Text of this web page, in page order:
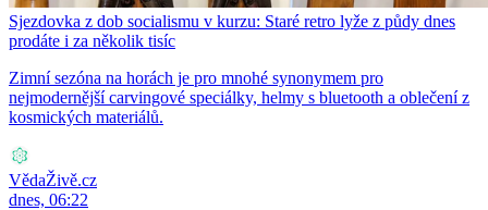
Sjezdovka z dob socialismu v kurzu: Staré retro lyže z půdy dnes
prodáte i za několik tisíc
Zimní sezóna na horách je pro mnohé synonymem pro
nejmodernější carvingové speciálky, helmy s bluetooth a oblečení z
kosmických materiálů.
VědaŽivě.cz
dnes, 06:22